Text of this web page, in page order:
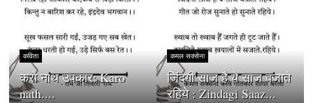
कविता
करो नाथ उपकार: Karo
nath....
कमल सक्सेना
जिंदगी साज है ये साज बजाते
रहिये : Zindagi Saaz...